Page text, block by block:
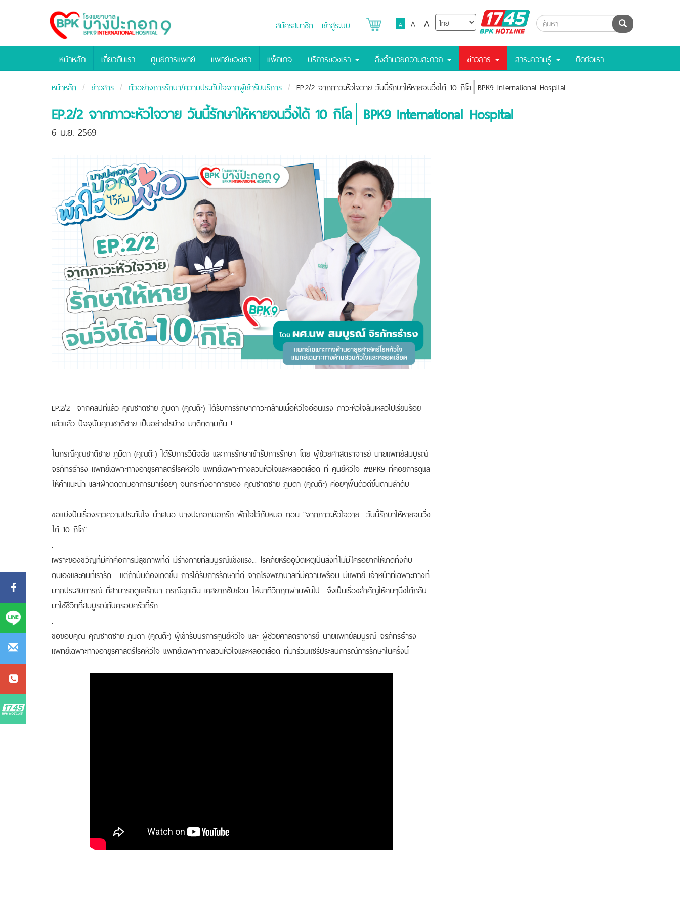
Bangpakok
Hospital
สมัครสมาชิก เข้าสู่ระบบ A A A
BPK
Hotline
ค้นหา
หน้าหลัก เกี่ยวกับเรา ศูนย์การแพทย์ แพทย์ของเรา แพ็กเกจ บริการของเรา สิ่งอำนวยความสะดวก ข่าวสาร สาระความรู้ ติดต่อเรา
หน้าหลัก ข่าวสาร ตัวอย่างการรักษา/ความประทับใจจากผู้เข้ารับบริการ EP.2/2 จากภาวะหัวใจวาย วันนี้รักษาให้หายจนวิ่งได้ 10 กิโล│BPK9 International Hospital
EP.2/2 จากภาวะหัวใจวาย วันนี้รักษาให้หายจนวิ่งได้ 10 กิโล│BPK9 International Hospital
6 มิ.ย. 2569
EP.2/2 จากคลิปที่แล้ว คุณชาติชาย ภูมิดา (คุณต๊ะ) ได้รับการรักษาภาวะกล้ามเนื้อหัวใจอ่อนแรง ภาวะหัวใจล้มเหลวไปเรียบร้อย
แล้วแล้ว ปัจจุบันคุณชาติชาย เป็นอย่างไรบ้าง มาติดตามกัน !
.
ในกรณีคุณชาติชาย ภูมิดา (คุณต๊ะ) ได้รับการวินิจฉัย และการรักษาเข้ารับการรักษา โดย ผู้ช่วยศาสตราจารย์ นายแพทย์สมบูรณ์
จิรภัทรธำรง แพทย์เฉพาะทางอายุรศาสตร์โรคหัวใจ แพทย์เฉพาะทางสวนหัวใจและหลอดเลือด ที่ ศูนย์หัวใจ #BPK9 ที่คอยการดูแล
ให้คำแนะนำ เเละเฝ้าติดตามอาการมาเรื่อยๆ จนกระทั่งอาการของ คุณชาติชาย ภูมิดา (คุณต๊ะ) ค่อยๆฟื้นตัวดีขึ้นตามลำดับ
.
ขอแบ่งปันเรื่องราวความประทับใจ นำเสนอ บางปะกอกบอกรัก พักใจไว้กับหมอ ตอน "จากภาวะหัวใจวาย วันนี้รักษาให้หายจนวิ่ง
ได้ 10 กิโล"
.
เพราะของขวัญที่มีค่าคือการมีสุขภาพที่ดี มีร่างกายที่สมบูรณ์แข็งแรง... โรคภัยหรืออุบัติเหตุเป็นสิ่งที่ไม่มีใครอยากให้เกิดทั้งกับ
ตนเองและคนที่เรารัก . แต่ถ้ามันต้องเกิดขึ้น การได้รับการรักษาที่ดี จากโรงพยาบาลที่มีความพร้อม มีแพทย์ เจ้าหน้าที่เฉพาะทางที่
มากประสบการณ์ ที่สามารถดูแลรักษา กรณีฉุกเฉิน เคสยากซับซ้อน ให้นาทีวิกฤตผ่านพ้นไป จึงเป็นเรื่องสำคัญให้คนๆนึงได้กลับ
มาใช้ชีวิตที่สมบูรณ์กับครอบครัวที่รัก
.
ขอขอบคุณ คุณชาติชาย ภูมิดา (คุณต๊ะ) ผู้เข้ารับบริการศูนย์หัวใจ และ ผู้ช่วยศาสตราจารย์ นายแพทย์สมบูรณ์ จิรภัทรธำรง
แพทย์เฉพาะทางอายุรศาสตร์โรคหัวใจ แพทย์เฉพาะทางสวนหัวใจและหลอดเลือด ที่มาร่วมแชร์ประสบการณ์การรักษาในครั้งนี้